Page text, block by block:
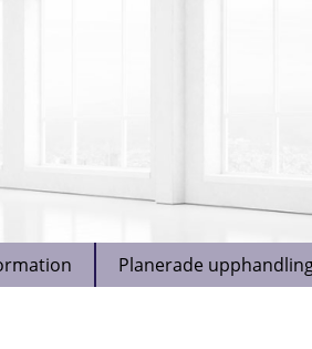
Planerade